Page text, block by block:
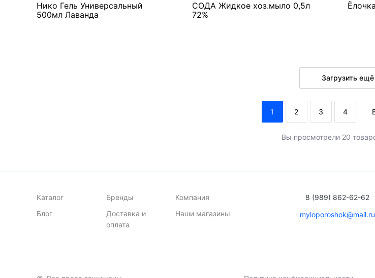
Нико Гель Универсальный
500мл Лаванда
СОДА Жидкое хоз.мыло 0,5л
72%
В корзину
Загрузить ещё
1 2 3 4
Вы просмотрели 20
Каталог
Блог
Бренды
Доставка и
оплата
Компания
Наши магазины
8 (989) 862-62-62
myloporoshok@mail.ru